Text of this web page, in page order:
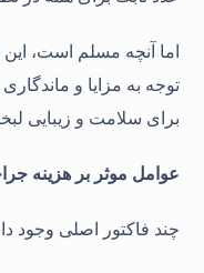
اما آنچه مسلم است،
توجه به مزایا و
برای سلامت و زیبایی
عوامل موثر بر هزینه
چند فاکتور اصلی وجود